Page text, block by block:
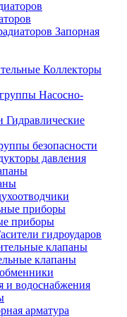
Запорная
Коллекторы
Насосно-
Гидравлические
безопасности
давления
приборы
гидроударов
клапаны
и водоснабжения
арматура